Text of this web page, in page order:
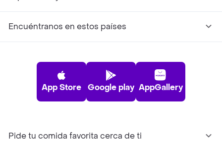
Encuéntranos en estos países
App Store Google play AppGallery
Pide tu comida favorita cerca de ti